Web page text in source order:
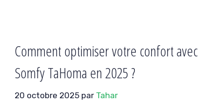
Comment optimiser votre confort avec
Somfy TaHoma en 2025 ?
20 octobre 2025 par Tahar